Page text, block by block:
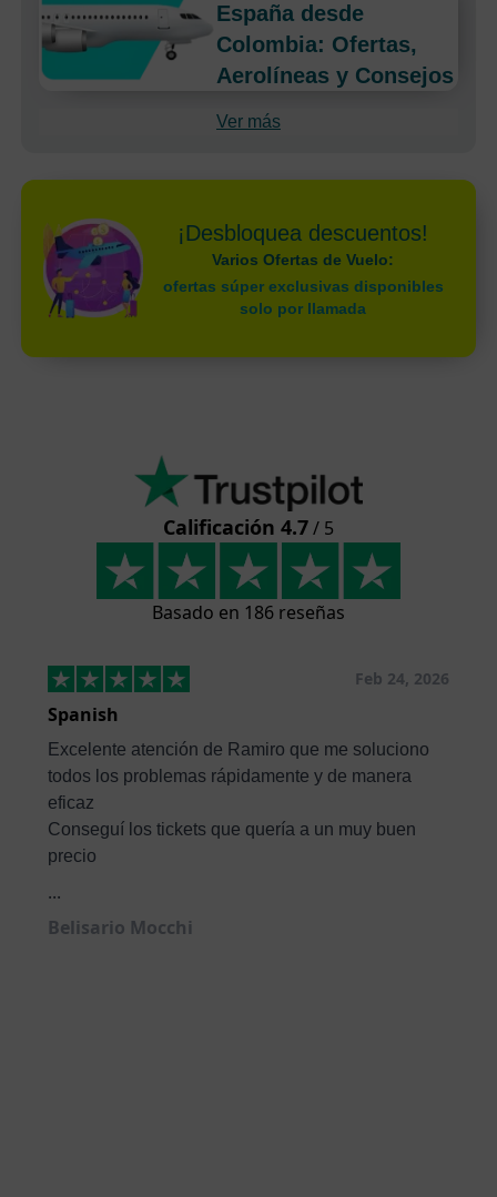
España desde
Colombia: Ofertas,
Aerolíneas y Consejos
Ver más
¡Desbloquea descuentos!
Varios Ofertas de Vuelo:
ofertas súper exclusivas disponibles
solo por llamada
Calificación 4.7/ 5
Basado en 186 reseñas
Feb 24, 2026
Spanish
Excelente atención de Ramiro que me soluciono
todos los problemas rápidamente y de manera
eficaz
Conseguí los tickets que quería a un muy buen
precio
...
Belisario Mocchi